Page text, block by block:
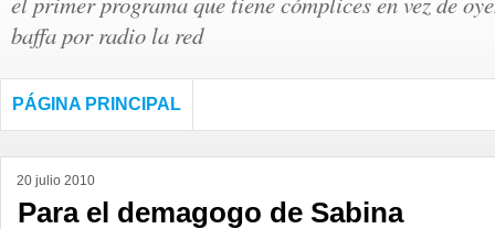
baffa por radio la red
PÁGINA PRINCIPAL
20 julio 2010
Para el demagogo de Sabina